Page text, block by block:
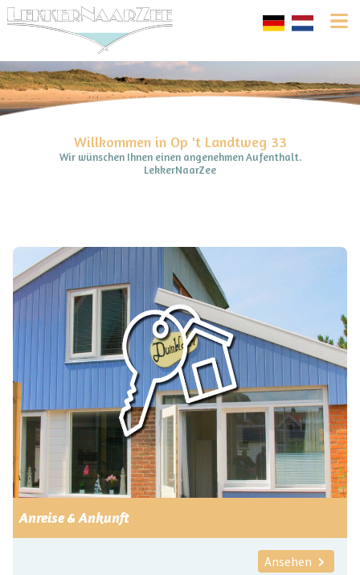
Willkommen in Op 't Landtweg 33
Wir wünschen Ihnen einen angenehmen Aufenthalt.
LekkerNaarZee
Anreise & Ankunft
Ansehen